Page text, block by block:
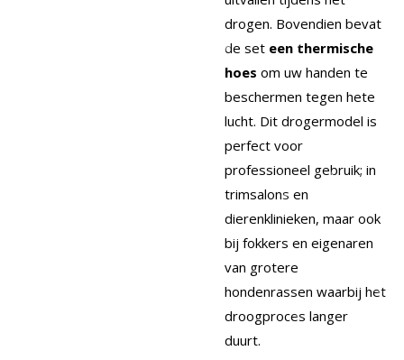
drogen. Bovendien bevat
de set een thermische
hoes om uw handen te
beschermen tegen hete
lucht. Dit drogermodel is
perfect voor
professioneel gebruik; in
trimsalons en
dierenklinieken, maar ook
bij fokkers en eigenaren
van grotere
hondenrassen waarbij het
droogproces langer
duurt.